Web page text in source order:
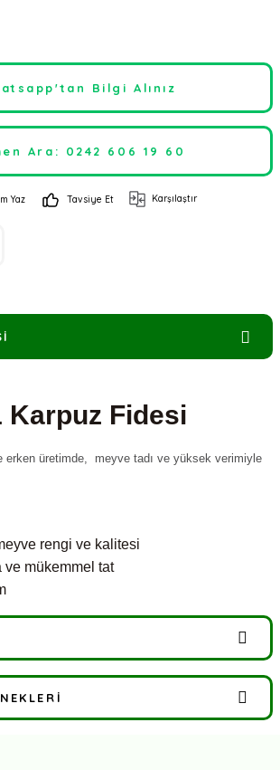
Bilgi Alınız
Ara: 0242 606 19 60
Yaz Tavsiye Et Karşılaştır
Karpuz Fidesi
erken üretimde, meyve tadı ve yüksek verimiyle
rengi ve kalitesi
ve mükemmel tat
ürüne ilk yorumu siz yapın!